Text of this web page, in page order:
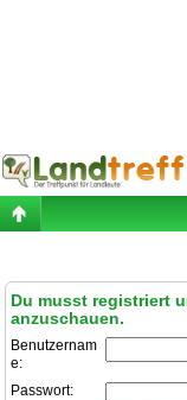
Du musst registriert
anzuschauen.
Benutzernam
e:
Passwort: